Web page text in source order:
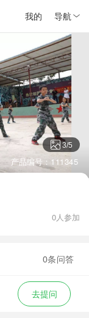
我的 导航
3/5
产品编号：111345
0人参加
0条问答
去提问